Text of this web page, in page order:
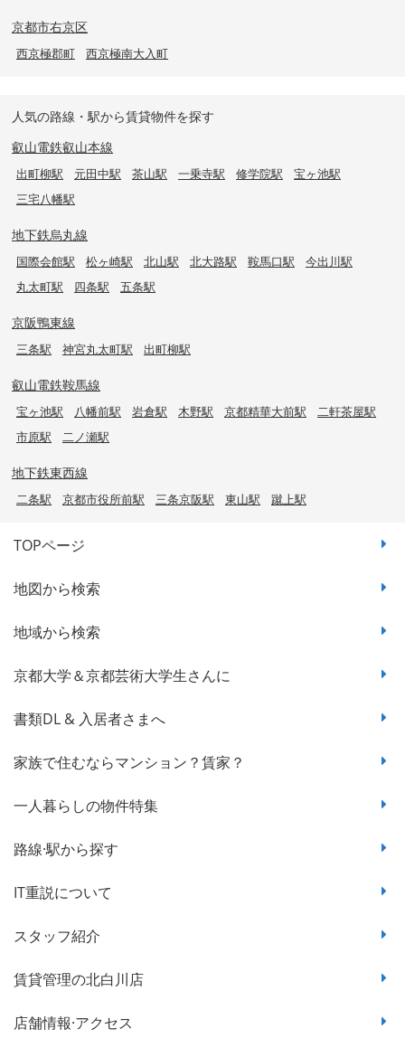
京都市右京区
西京極郡町 西京極南大入町
人気の路線・駅から賃貸物件を探す
叡山電鉄叡山本線
出町柳駅 元田中駅 茶山駅 一乗寺駅 修学院駅
宝ヶ池駅
三宅八幡駅
地下鉄烏丸線
国際会館駅 松ヶ崎駅 北山駅 北大路駅 鞍馬口駅
今出川駅
丸太町駅
四条駅 五条駅
京阪鴨東線
三条駅 神宮丸太町駅 出町柳駅
叡山電鉄鞍馬線
宝ヶ池駅 八幡前駅 岩倉駅 木野駅 京都精華大前駅
二軒茶屋駅
市原駅
二ノ瀬駅
地下鉄東西線
二条駅 京都市役所前駅 三条京阪駅 東山駅 蹴上駅
TOPページ
地図から検索
地域から検索
京都大学＆京都芸術大学生さんに
書類DL & 入居者さまへ
家族で住むならマンション？賃家？
一人暮らしの物件特集
路線·駅から探す
IT重説について
スタッフ紹介
賃貸管理の北白川店
店舗情報·アクセス